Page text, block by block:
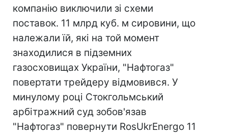
компанію виключили зі схеми
поставок. 11 млрд куб. м сировини, що
належали їй, які на той момент
знаходилися в підземних
газосховищах України, "Нафтогаз"
повертати трейдеру відмовився. У
минулому році Стокгольмський
арбітражний суд зобов'язав
"Нафтогаз" повернути RosUkrEnergo 11